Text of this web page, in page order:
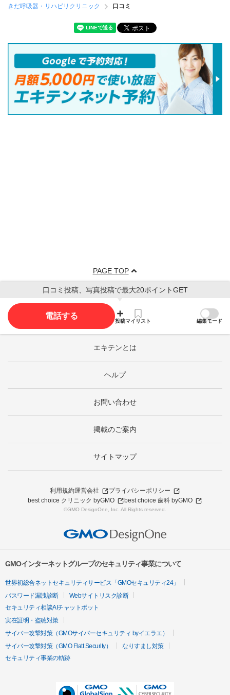
きだ呼吸器・リハビリクリニック
口コミ
PAGE TOP
口コミ投稿、写真投稿で最大20ポイントGET
電話する
投稿マイリスト 編集モード
エキテンとは
ヘルプ
お問い合わせ
掲載のご案内
サイトマップ
利用規約運営会社
プライバシーポリシー
best choice クリニック byGMO
best choice 歯科 byGMO
©GMO DesignOne, Inc. All Rights reserved.
GMOインターネットグループのセキュリティ事業について
世界初総合ネットセキュリティサービス「GMOセキュリティ24」
パスワード漏洩診断
Webサイトリスク診断
セキュリティ相談AIチャットボット
実在証明・盗聴対策
サイバー攻撃対策（GMOサイバーセキュリティ byイエラエ）
サイバー攻撃対策（GMO Flatt Security）
なりすまし対策
セキュリティ事業の軌跡